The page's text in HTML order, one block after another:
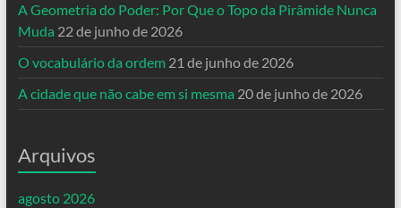
A Geometria do Poder: Por Que o Topo da Pirâmide Nunca
Muda 22 de junho de 2026
O vocabulário da ordem 21 de junho de 2026
A cidade que não cabe em si mesma 20 de junho de 2026
Arquivos
agosto 2026